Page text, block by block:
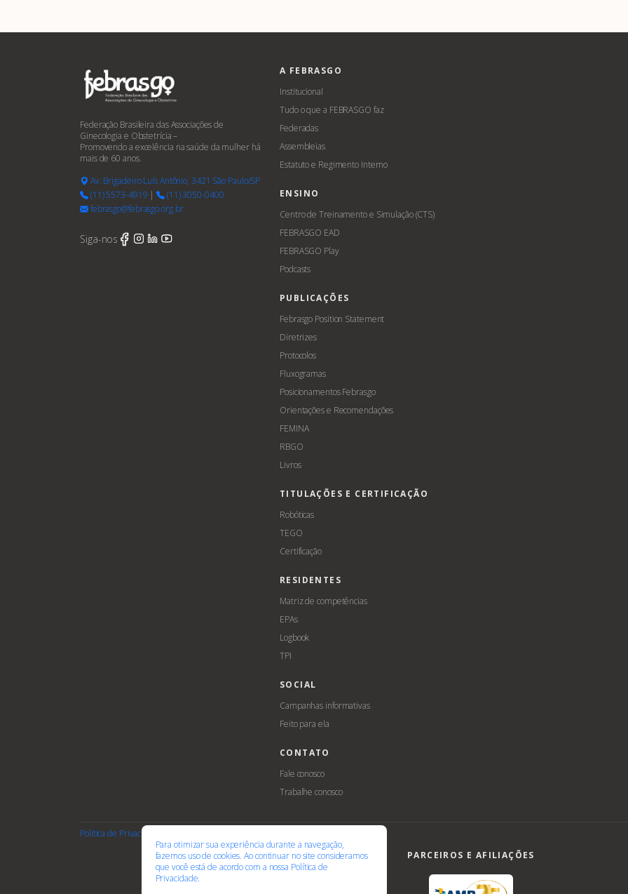
Federação Brasileira das Associações de
Ginecologia e Obstetrícia –
Promovendo a excelência na saúde da mulher há
mais de 60 anos.
Av. Brigadeiro Luís Antônio, 3421 São Paulo/SP
(11) 5573-4919 |
(11) 3050-0400
febrasgo@febrasgo.org.br
Siga-nos
A FEBRASGO
Institucional
Tudo o que a FEBRASGO faz
Federadas
Assembleias
Estatuto e Regimento Interno
ENSINO
Centro de Treinamento e Simulação (CTS)
FEBRASGO EAD
FEBRASGO Play
Podcasts
PUBLICAÇÕES
Febrasgo Position Statement
Diretrizes
Protocolos
Fluxogramas
Posicionamentos Febrasgo
Orientações e Recomendações
FEMINA
RBGO
Livros
TITULAÇÕES E CERTIFICAÇÃO
Robóticas
TEGO
Certificação
RESIDENTES
Matriz de competências
EPAs
Logbook
TPI
SOCIAL
Campanhas informativas
Feito para ela
CONTATO
Fale conosco
Trabalhe conosco
Política de Privacidade
PARCEIROS E AFILIAÇÕES
Para otimizar sua experiência durante a navegação,
fazemos uso de cookies. Ao continuar no site consideramos
que você está de acordo com a nossa Política de
Privacidade.